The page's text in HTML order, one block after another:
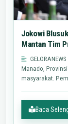
Jokowi
Mantan Tim
Manado,
masyarakat.
Baca